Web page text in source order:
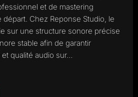
et de mastering
Chez Reponse Studio, le
sur une structure sonore précise
stable afin de garantir
qualité audio sur…